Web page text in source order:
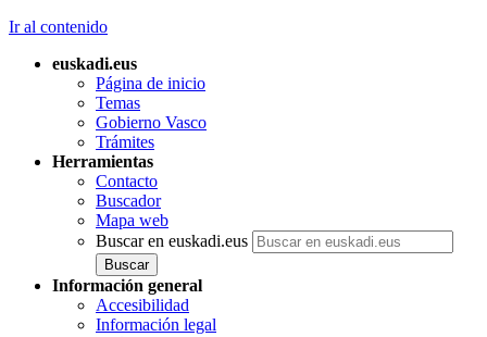
Ir al contenido
euskadi.eus
Página de inicio
Temas
Gobierno Vasco
Trámites
Herramientas
Contacto
Buscador
Mapa web
Buscar en euskadi.eus
Información general
Accesibilidad
Información legal